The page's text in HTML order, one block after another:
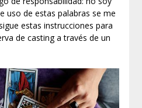
uso de estas palabras se me
estas instrucciones para
de casting a través de un